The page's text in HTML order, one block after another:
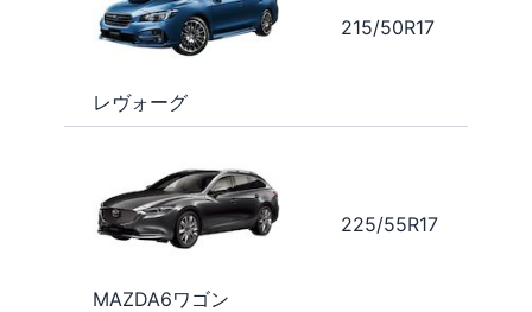
レヴォーグ
215/50R17
MAZDA6ワゴン
225/55R17